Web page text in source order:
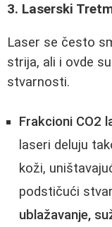
3. Laserski
Laser se često
strija, ali i ovde
stvarnosti.
Frakcioni CO2
laseri deluju
koži,
podstičući
ublažavanje,